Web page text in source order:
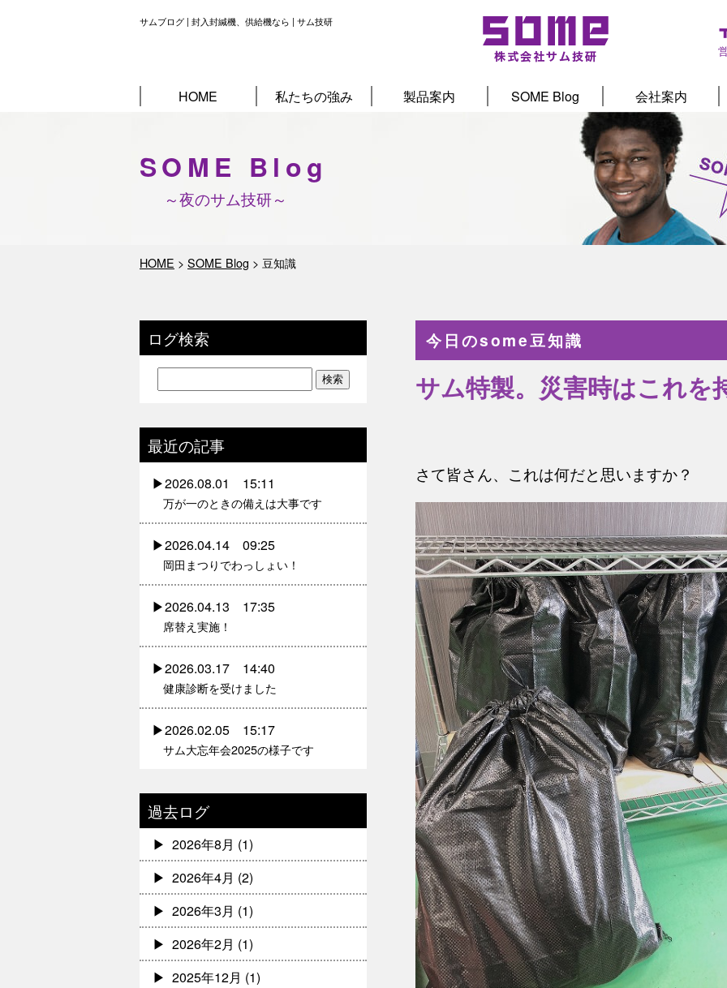
サムブログ | 封入封緘機、供給機なら | サム技研
HOME 私たちの強み 製品案内 SOME Blog 会社案内
SOME Blog
～夜のサム技研～
HOME > SOME Blog > 豆知識
今日のsome豆知識
サム特製。災害時はこれを
さて皆さん、これは何だと思いますか？
ログ検索
最近の記事
2026.08.01 15:11
万が一のときの備えは大事です
2026.04.14 09:25
岡田まつりでわっしょい！
2026.04.13 17:35
席替え実施！
2026.03.17 14:40
健康診断を受けました
2026.02.05 15:17
サム大忘年会2025の様子です
過去ログ
2026年8月 (1)
2026年4月 (2)
2026年3月 (1)
2026年2月 (1)
2025年12月 (1)